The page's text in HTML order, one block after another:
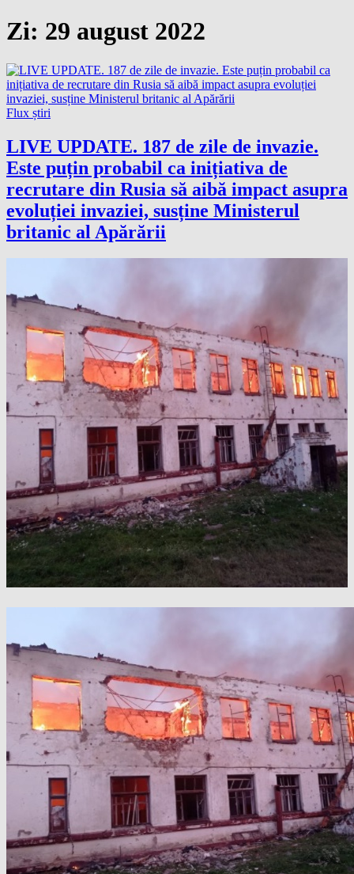
Zi: 29 august 2022
Flux știri
LIVE UPDATE. 187 de zile de invazie.
Este puțin probabil ca inițiativa de
recrutare din Rusia să aibă impact asupra
evoluției invaziei, susține Ministerul
britanic al Apărării